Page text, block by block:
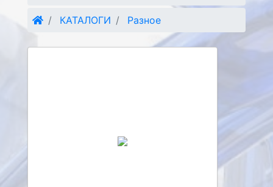
КАТАЛОГИ Разное